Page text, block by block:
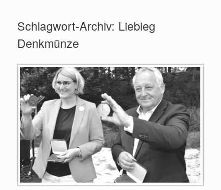
springenSchlagwort-Archiv: Liebieg
Denkmünze